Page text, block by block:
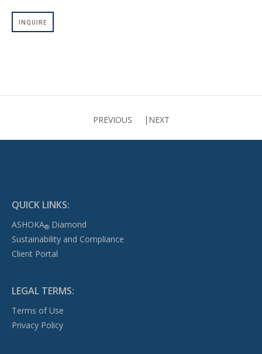
INQUIRE
PREVIOUS NEXT
QUICK LINKS:
ASHOKA®Diamond
Sustainability and Compliance
Client Portal
LEGAL TERMS:
Terms of Use
Privacy Policy